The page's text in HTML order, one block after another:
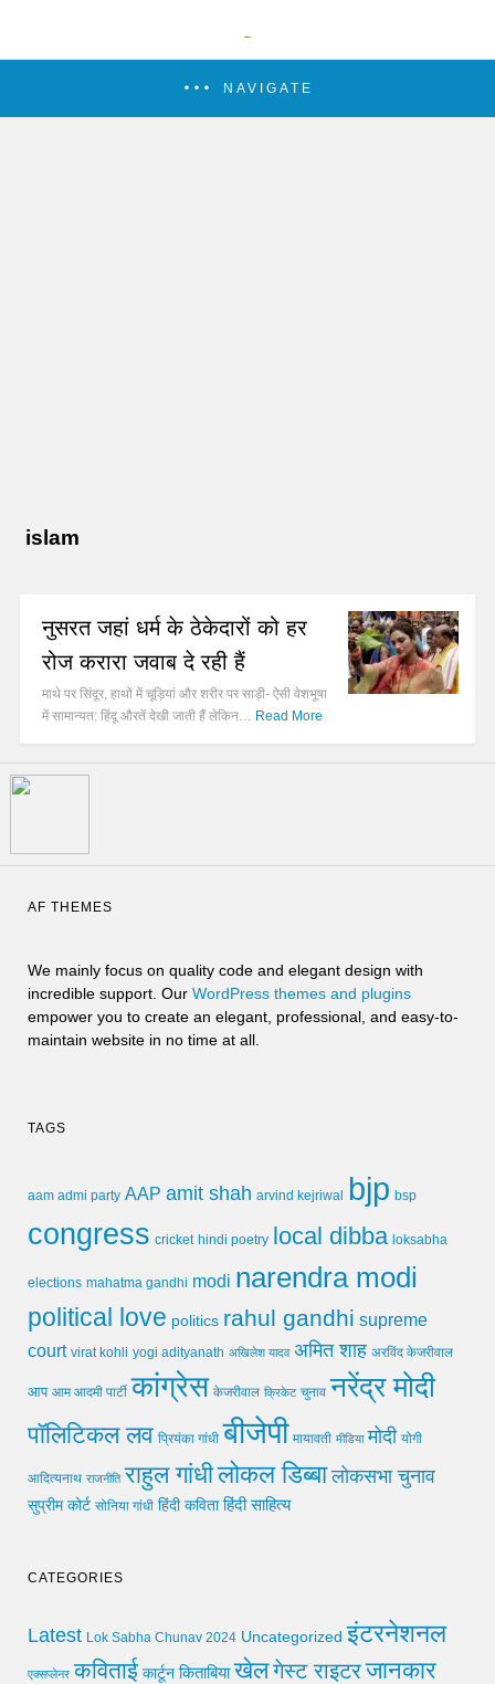
NAVIGATE
islam
नुसरत जहां धर्म के ठेकेदारों को हर
रोज करारा जवाब दे रही हैं
माथे पर सिंदूर, हाथों में चूड़ियां और शरीर पर साड़ी- ऐसी वेशभूषा
में सामान्यत: हिंदू औरतें देखी जाती हैं लेकिन… Read More
AF THEMES
We mainly focus on quality code and elegant design with
incredible support. Our WordPress themes and plugins
empower you to create an elegant, professional, and easy-to-
maintain website in no time at all.
TAGS
aam admi party AAP amit shah arvind kejriwal bjp bsp
congress cricket hindi poetry local dibba loksabha
elections mahatma gandhi modi narendra modi
political love politics rahul gandhi supreme
court virat kohli yogi adityanath अखिलेश यादव अमित शाह अरविंद केजरीवाल
आप आम आदमी पार्टी कांग्रेस केजरीवाल क्रिकेट चुनाव नरेंद्र मोदी
पॉलिटिकल लव प्रियंका गांधी बीजेपी मायावती मीडिया मोदी योगी
आदित्यनाथ राजनीति राहुल गांधीलोकल डिब्बा लोकसभा चुनाव
सुप्रीम कोर्ट सोनिया गांधी हिंदी कविता हिंदी साहित्य
CATEGORIES
Latest Lok Sabha Chunav 2024 Uncategorized इंटरनेशनल
एक्सप्लेनर कविताई कार्टून किताबिया खेलगेस्ट राइटरजानकार